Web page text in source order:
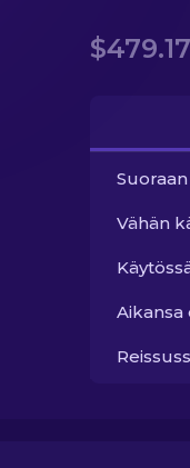
$479.17
Vähän
Aikansa